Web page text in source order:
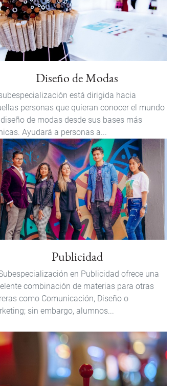
Diseño de Modas
está dirigida hacia
personas que quieran conocer el mundo
de modas desde sus bases más
Ayudará a personas a...
Publicidad
en Publicidad ofrece una
combinación de materias para otras
como Comunicación, Diseño o
sin embargo, alumnos...